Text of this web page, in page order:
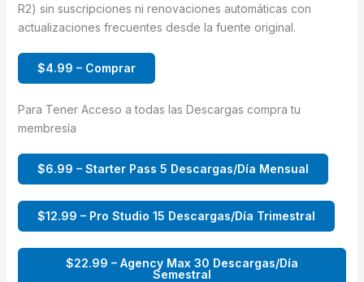
R2) sin suscripciones ni renovaciones automáticas con
actualizaciones frecuentes desde la fuente original.
$4.99 – Comprar
Para Tener Acceso a todas las Descargas compra tu
membresía
$6.99 – Starter Pass 5 Descargas/Día Mensual
$12.99 – Pro Studio 15 Descargas/Día Trimestral
$22.99 – Agency Max 30 Descargas/Día
Semestral